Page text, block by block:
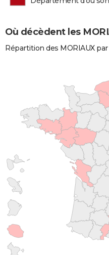
Où décèdent les
Répartition des MORIAUX